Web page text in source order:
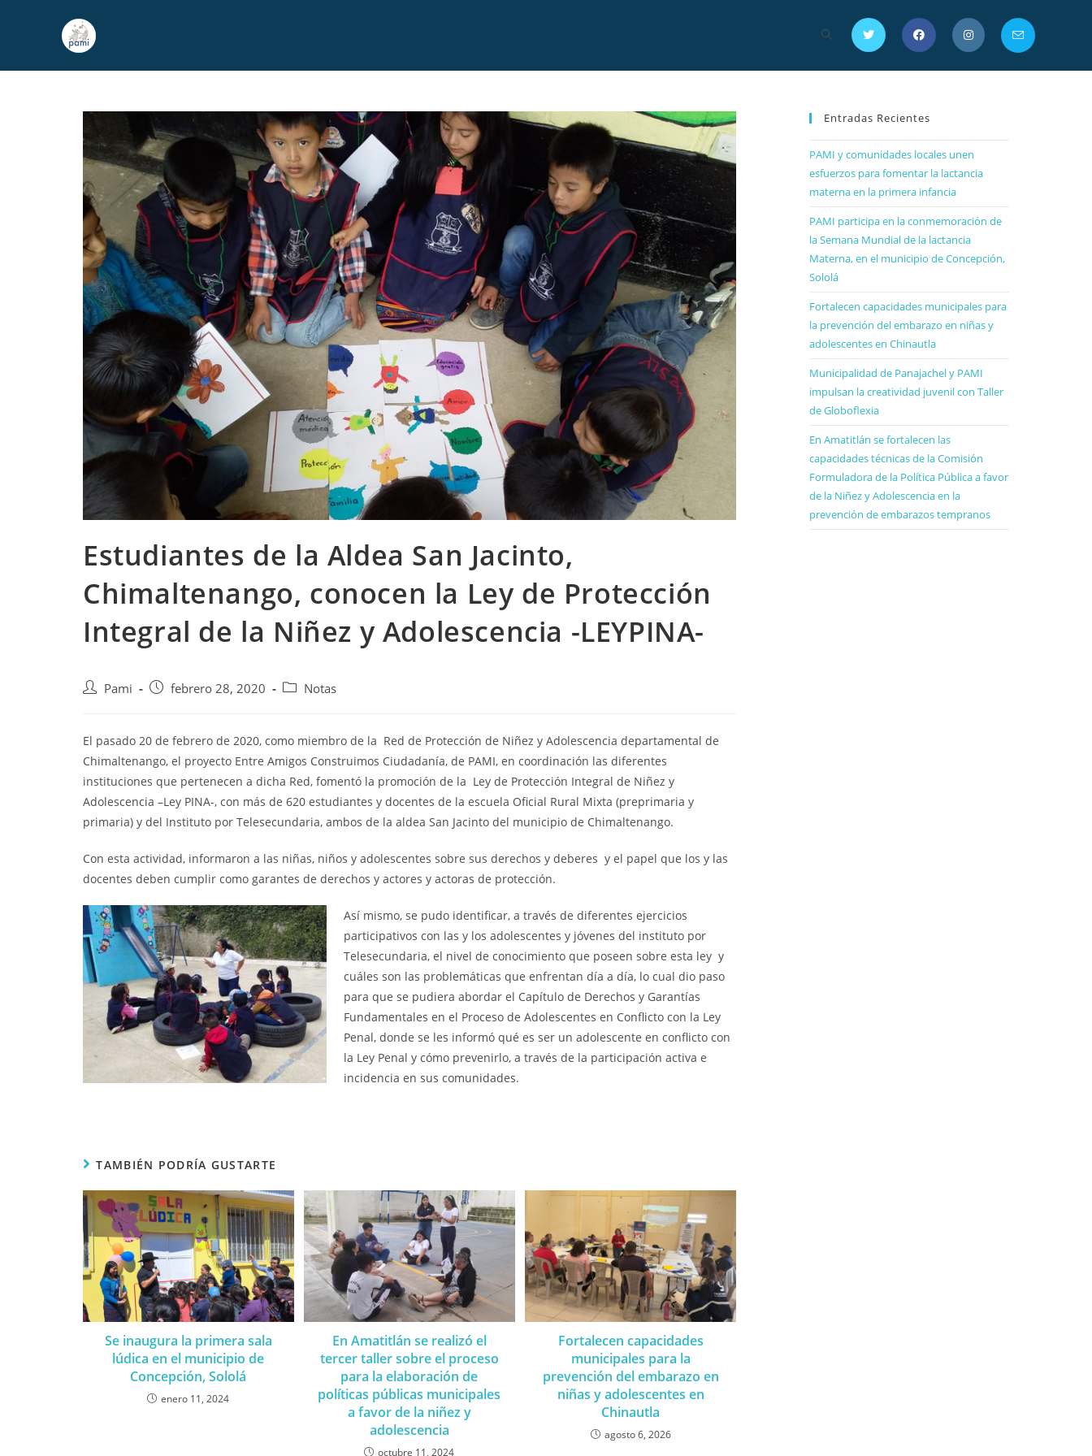
Estudiantes de la Aldea San Jacinto,
Chimaltenango, conocen la Ley de Protección
Integral de la Niñez y Adolescencia -LEYPINA-
Pami febrero 28, 2020 Notas
El pasado 20 de febrero de 2020, como miembro de la Red de Protección de Niñez y Adolescencia departamental de
Chimaltenango, el proyecto Entre Amigos Construimos Ciudadanía, de PAMI, en coordinación las diferentes
instituciones que pertenecen a dicha Red, fomentó la promoción de la Ley de Protección Integral de Niñez y
Adolescencia –Ley PINA-, con más de 620 estudiantes y docentes de la escuela Oficial Rural Mixta (preprimaria y
primaria) y del Instituto por Telesecundaria, ambos de la aldea San Jacinto del municipio de Chimaltenango.
Con esta actividad, informaron a las niñas, niños y adolescentes sobre sus derechos y deberes y el papel que los y las
docentes deben cumplir como garantes de derechos y actores y actoras de protección.
Así mismo, se pudo identificar, a través de diferentes ejercicios
participativos con las y los adolescentes y jóvenes del instituto por
Telesecundaria, el nivel de conocimiento que poseen sobre esta ley y
cuáles son las problemáticas que enfrentan día a día, lo cual dio paso
para que se pudiera abordar el Capítulo de Derechos y Garantías
Fundamentales en el Proceso de Adolescentes en Conflicto con la Ley
Penal, donde se les informó qué es ser un adolescente en conflicto con
la Ley Penal y cómo prevenirlo, a través de la participación activa e
incidencia en sus comunidades.
TAMBIÉN PODRÍA GUSTARTE
Se inaugura la primera sala
lúdica en el municipio de
Concepción, Sololá
enero 11, 2024
En Amatitlán se realizó el
tercer taller sobre el proceso
para la elaboración de
políticas públicas municipales
a favor de la niñez y
adolescencia
octubre 11, 2024
Fortalecen capacidades
municipales para la
prevención del embarazo en
niñas y adolescentes en
Chinautla
agosto 6, 2026
Entradas Recientes
PAMI y comunidades locales unen
esfuerzos para fomentar la lactancia
materna en la primera infancia
PAMI participa en la conmemoración de
la Semana Mundial de la lactancia
Materna, en el municipio de Concepción,
Sololá
Fortalecen capacidades municipales para
la prevención del embarazo en niñas y
adolescentes en Chinautla
Municipalidad de Panajachel y PAMI
impulsan la creatividad juvenil con Taller
de Globoflexia
En Amatitlán se fortalecen las
capacidades técnicas de la Comisión
Formuladora de la Política Pública a favor
de la Niñez y Adolescencia en la
prevención de embarazos tempranos